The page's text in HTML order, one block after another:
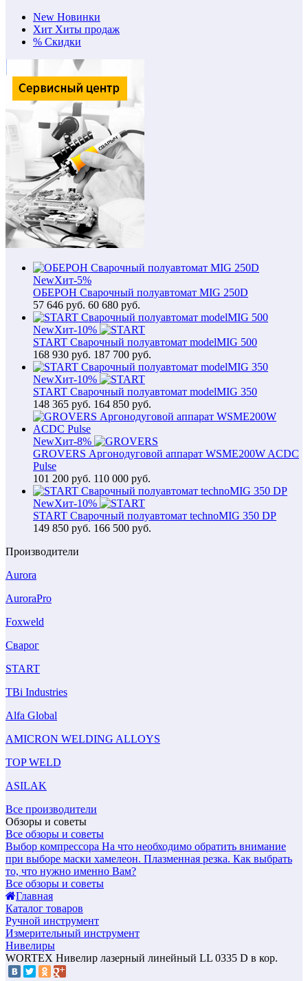
New Новинки
Хит Хиты продаж
% Скидки
NewХит-5%
ОБЕРОН Сварочный полуавтомат MIG 250D
57 646 руб. 60 680 руб.
NewХит-10%
START Сварочный полуавтомат modelMIG 500
168 930 руб. 187 700 руб.
NewХит-10%
START Сварочный полуавтомат modelMIG 350
148 365 руб. 164 850 руб.
NewХит-8%
GROVERS Аргонодуговой аппарат WSME200W ACDC
Pulse
101 200 руб. 110 000 руб.
NewХит-10%
START Сварочный полуавтомат technoMIG 350 DP
149 850 руб. 166 500 руб.
Производители
Aurora
AuroraPro
Foxweld
Сварог
START
TBi Industries
Alfa Global
AMICRON WELDING ALLOYS
TOP WELD
ASILAK
Все производители
Обзоры и советы
Все обзоры и советы
Выбор компрессора На что необходимо обратить внимание
при выборе маски хамелеон. Плазменная резка. Как выбрать
то, что нужно именно Вам?
Все обзоры и советы
Главная
Каталог товаров
Ручной инструмент
Измерительный инструмент
Нивелиры
WORTEX Нивелир лазерный линейный LL 0335 D в кор.